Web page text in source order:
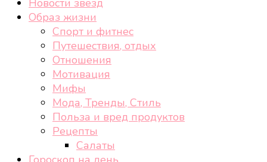
Новости звёзд
Образ жизни
Спорт и фитнес
Путешествия, отдых
Отношения
Мотивация
Мифы
Мода, Тренды, Стиль
Польза и вред продуктов
Рецепты
Салаты